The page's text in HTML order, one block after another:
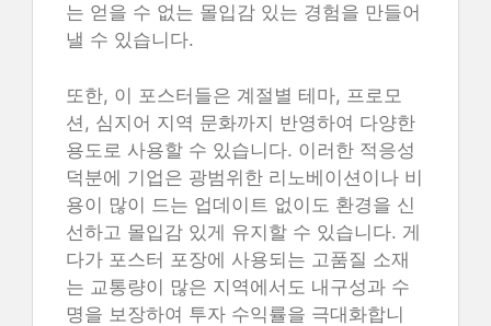
는 얻을 수 없는 몰입감 있는 경험을 만들어
낼 수 있습니다.
또한, 이 포스터들은 계절별 테마, 프로모
션, 심지어 지역 문화까지 반영하여 다양한
용도로 사용할 수 있습니다. 이러한 적응성
덕분에 기업은 광범위한 리노베이션이나 비
용이 많이 드는 업데이트 없이도 환경을 신
선하고 몰입감 있게 유지할 수 있습니다. 게
다가 포스터 포장에 사용되는 고품질 소재
는 교통량이 많은 지역에서도 내구성과 수
명을 보장하여 투자 수익률을 극대화합니